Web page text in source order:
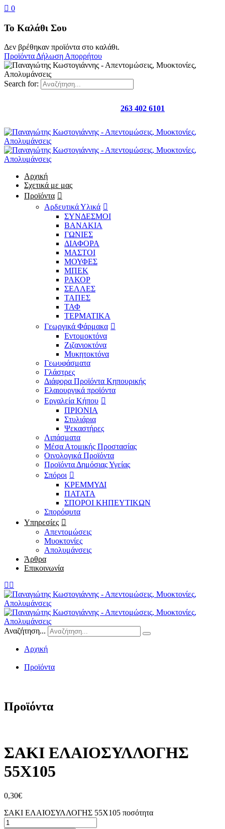
0
Το Καλάθι Σου
Δεν βρέθηκαν προϊόντα στο καλάθι.
ΠροϊόνταΔήλωση Απορρήτου
Search for:
263 402 6101
Αρχική
Σχετικά με μας
Προϊόντα
Αρδευτικά Υλικά
ΣΥΝΔΕΣΜΟΙ
ΒΑΝΑΚΙΑ
ΓΩΝΙΕΣ
ΔΙΑΦΟΡΑ
ΜΑΣΤΟΙ
ΜΟΥΦΕΣ
ΜΠΕΚ
ΡΑΚΟΡ
ΣΕΛΛΕΣ
ΤΑΠΕΣ
ΤΑΦ
ΤΕΡΜΑΤΙΚΑ
Γεωργικά Φάρμακα
Εντομοκτόνα
Ζιζανιοκτόνα
Μυκητοκτόνα
Γεωυφάσματα
Γλάστρες
Διάφορα Προϊόντα Κηπουρικής
Ελαιουργικά προϊόντα
Εργαλεία Κήπου
ΠΡΙΟΝΙΑ
Στυλιάρια
Ψεκαστήρες
Λιπάσματα
Μέσα Ατομικής Προστασίας
Οινολογικά Προϊόντα
Προϊόντα Δημόσιας Υγείας
Σπόροι
ΚΡΕΜΜΥΔΙ
ΠΑΤΑΤΑ
ΣΠΟΡΟΙ ΚΗΠΕΥΤΙΚΩΝ
Σπορόφυτα
Υπηρεσίες
Απεντομώσεις
Μυοκτονίες
Απολυμάνσεις
Άρθρα
Επικοινωνία
Αναζήτηση...
Αρχική
Προϊόντα
Προϊόντα
ΣΑΚΙ ΕΛΑΙΟΣΥΛΛΟΓΗΣ
55Χ105
0,30€
ΣΑΚΙ ΕΛΑΙΟΣΥΛΛΟΓΗΣ 55Χ105 ποσότητα